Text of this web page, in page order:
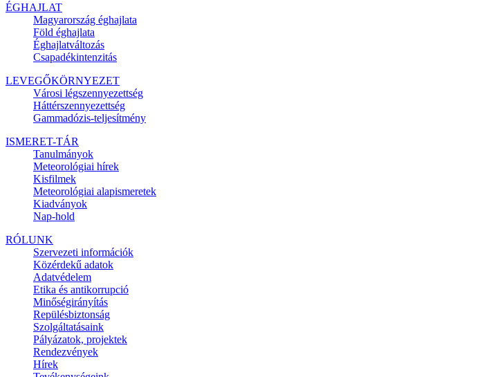
ÉGHAJLAT
Magyarország éghajlata
Föld éghajlata
Éghajlatváltozás
Csapadékintenzitás
LEVEGŐKÖRNYEZET
Városi légszennyezettség
Háttérszennyezettség
Gammadózis-teljesítmény
ISMERET-TÁR
Tanulmányok
Meteorológiai hírek
Kisfilmek
Meteorológiai alapismeretek
Kiadványok
Nap-hold
RÓLUNK
Szervezeti információk
Közérdekű adatok
Adatvédelem
Etika és antikorrupció
Minőségirányítás
Repülésbiztonság
Szolgáltatásaink
Pályázatok, projektek
Rendezvények
Hírek